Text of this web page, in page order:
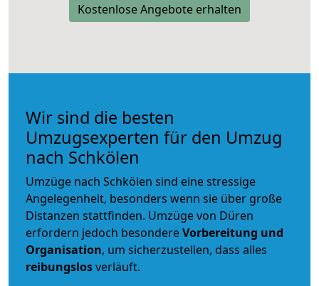
Kostenlose Angebote erhalten
Wir sind die besten
Umzugsexperten für den Umzug
nach Schkölen
Umzüge nach Schkölen sind eine stressige
Angelegenheit, besonders wenn sie über große
Distanzen stattfinden. Umzüge von Düren
erfordern jedoch besondereVorbereitung und
Organisation, um sicherzustellen, dass alles
reibungslosverläuft.